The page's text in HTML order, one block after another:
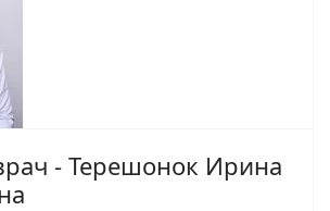
- Терешонок Ирина